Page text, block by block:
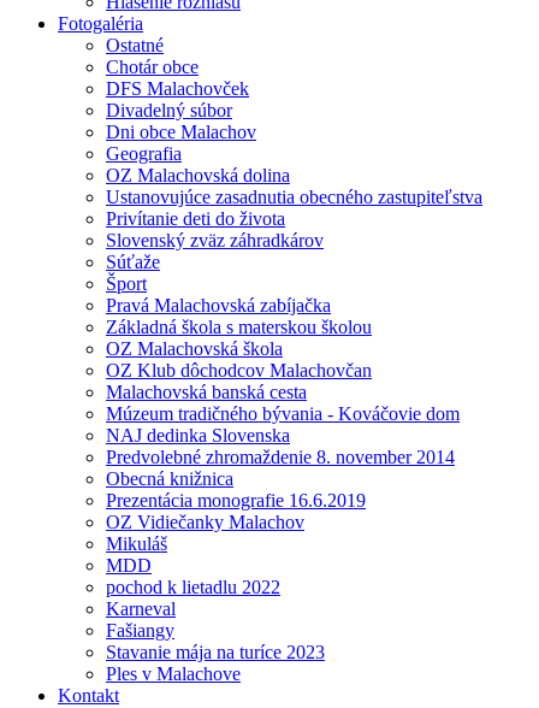
Fotogaléria
Ostatné
Chotár obce
DFS Malachovček
Divadelný súbor
Dni obce Malachov
Geografia
OZ Malachovská dolina
Ustanovujúce zasadnutia obecného zastupiteľstva
Privítanie deti do života
Slovenský zväz záhradkárov
Súťaže
Šport
Pravá Malachovská zabíjačka
Základná škola s materskou školou
OZ Malachovská škola
OZ Klub dôchodcov Malachovčan
Malachovská banská cesta
Múzeum tradičného bývania - Kováčovie dom
NAJ dedinka Slovenska
Predvolebné zhromaždenie 8. november 2014
Obecná knižnica
Prezentácia monografie 16.6.2019
OZ Vidiečanky Malachov
Mikuláš
MDD
pochod k lietadlu 2022
Karneval
Fašiangy
Stavanie mája na turíce 2023
Ples v Malachove
Kontakt